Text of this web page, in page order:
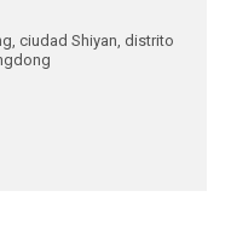
ciudad Shiyan, distrito